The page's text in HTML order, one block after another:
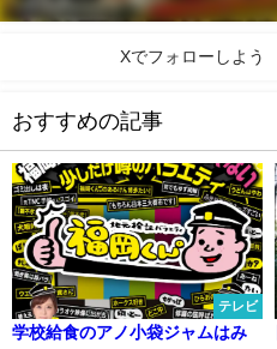
Xでフォローしよう
おすすめの記事
テレビ
学校給食のアノ小袋ジャムはみ